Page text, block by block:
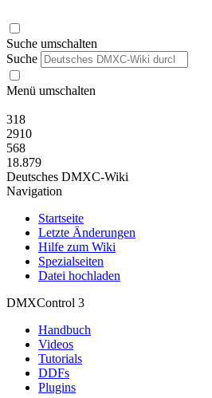
Suche umschalten
Suche
Menü umschalten
318
2910
568
18.879
Deutsches DMXC-Wiki
Navigation
Startseite
Letzte Änderungen
Hilfe zum Wiki
Spezialseiten
Datei hochladen
DMXControl 3
Handbuch
Videos
Tutorials
DDFs
Plugins